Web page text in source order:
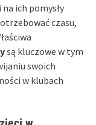
ich pomysły
czasu,
są kluczowe w tym
swoich
w klubach